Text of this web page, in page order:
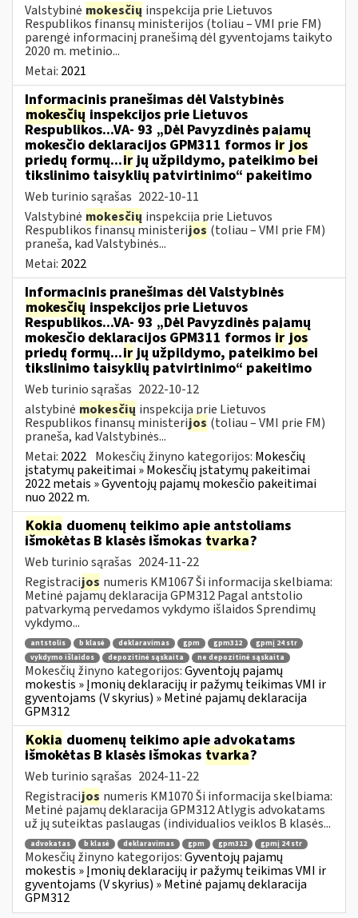
Valstybinė mokesčių inspekcija prie Lietuvos
Respublikos finansų ministerijos (toliau – VMI prie FM)
parengė informacinį pranešimą dėl gyventojams taikyto
2020 m. metinio...
Metai: 2021
Informacinis pranešimas dėl Valstybinės
mokesčių inspekcijos prie Lietuvos
Respublikos...VA- 93 „Dėl Pavyzdinės pajamų
mokesčio deklaracijos GPM311 formos ir jos
priedų formų...irjų užpildymo, pateikimo bei
tikslinimo taisyklių patvirtinimo“ pakeitimo
Web turinio sąrašas 2022-10-11
Valstybinė mokesčių inspekcija prie Lietuvos
Respublikos finansų ministerijos (toliau – VMI prie FM)
praneša, kad Valstybinės...
Metai: 2022
Informacinis pranešimas dėl Valstybinės
mokesčių inspekcijos prie Lietuvos
Respublikos...VA- 93 „Dėl Pavyzdinės pajamų
mokesčio deklaracijos GPM311 formos ir jos
priedų formų...irjų užpildymo, pateikimo bei
tikslinimo taisyklių patvirtinimo“ pakeitimo
Web turinio sąrašas 2022-10-12
alstybinė mokesčių inspekcija prie Lietuvos
Respublikos finansų ministerijos (toliau – VMI prie FM)
praneša, kad Valstybinės...
Metai: 2022 Mokesčių žinyno kategorijos: Mokesčių
įstatymų pakeitimai » Mokesčių įstatymų pakeitimai
2022 metais » Gyventojų pajamų mokesčio pakeitimai
nuo 2022 m.
Kokia duomenų teikimo apie antstoliams
išmokėtas B klasės išmokas tvarka?
Web turinio sąrašas 2024-11-22
Registracijos numeris KM1067 Ši informacija skelbiama:
Metinė pajamų deklaracija GPM312 Pagal antstolio
patvarkymą pervedamos vykdymo išlaidos Sprendimų
vykdymo...
antstolis b klasė deklaravimas gpm gpm312
gpmį 24 str
vykdymo išlaidos
depozitinė sąskaita ne depozitinė sąskaita
Mokesčių žinyno kategorijos:Gyventojų pajamų
mokestis » Įmonių deklaracijų ir pažymų teikimas VMI ir
gyventojams (V skyrius) » Metinė pajamų deklaracija
GPM312
Kokia duomenų teikimo apie advokatams
išmokėtas B klasės išmokas tvarka?
Web turinio sąrašas 2024-11-22
Registracijos numeris KM1070 Ši informacija skelbiama:
Metinė pajamų deklaracija GPM312 Atlygis advokatams
už jų suteiktas paslaugas (individualios veiklos B klasės...
advokatas b klasė deklaravimas gpm gpm312 gpmį 24 str
Mokesčių žinyno kategorijos:Gyventojų pajamų
mokestis » Įmonių deklaracijų ir pažymų teikimas VMI ir
gyventojams (V skyrius) » Metinė pajamų deklaracija
GPM312